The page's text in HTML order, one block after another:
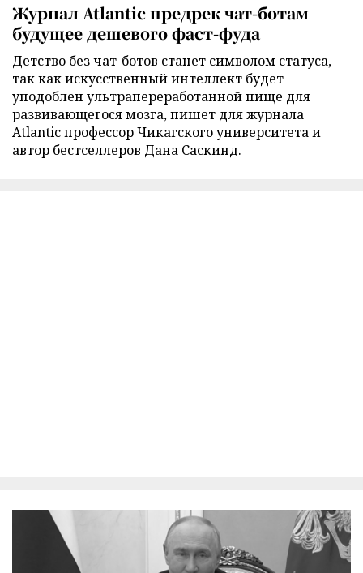
Журнал Atlantic предрек чат-ботам
будущее дешевого фаст-фуда
Детство без чат-ботов станет символом статуса,
так как искусственный интеллект будет
уподоблен ультрапереработанной пище для
развивающегося мозга, пишет для журнала
Atlantic профессор Чикагского университета и
автор бестселлеров Дана Саскинд.